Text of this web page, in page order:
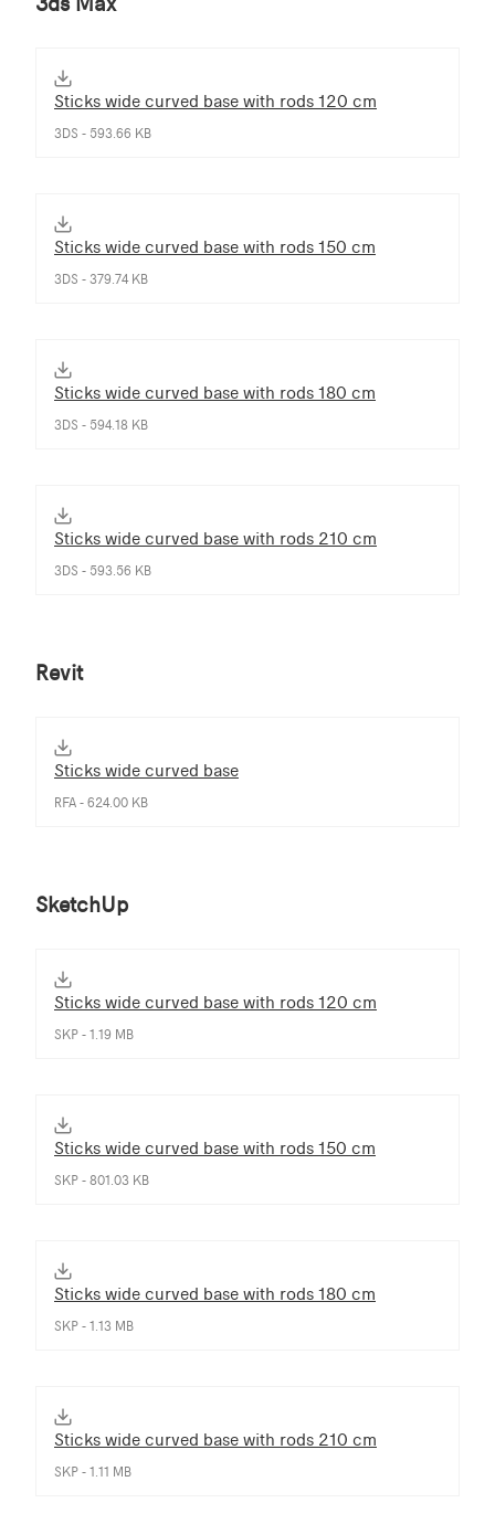
Sticks wide curved base with rods 120 cm
3DS - 593.66 KB
Sticks wide curved base with rods 150 cm
3DS - 379.74 KB
Sticks wide curved base with rods 180 cm
3DS - 594.18 KB
Sticks wide curved base with rods 210 cm
3DS - 593.56 KB
Revit
Sticks wide curved base
RFA - 624.00 KB
SketchUp
Sticks wide curved base with rods 120 cm
SKP - 1.19 MB
Sticks wide curved base with rods 150 cm
SKP - 801.03 KB
Sticks wide curved base with rods 180 cm
SKP - 1.13 MB
Sticks wide curved base with rods 210 cm
SKP - 1.11 MB